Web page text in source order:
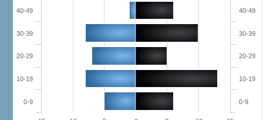
0-9
10-19
20-29
30-39
40-49
0-9
10-19
20-29
30-39
40-49